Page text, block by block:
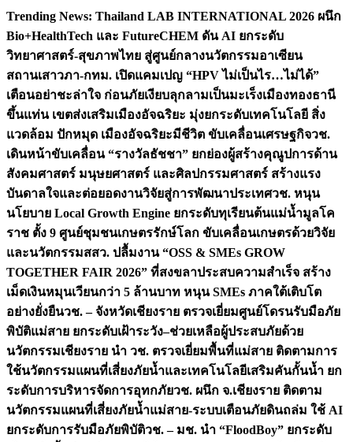
Skip
content
Trending News: Thailand LAB INTERNATIONAL 2026 ผนึก
Bio+HealthTech และ FutureCHEM ดัน AI ยกระดับ
วิทยาศาสตร์-สุขภาพไทย สู่ศูนย์กลางนวัตกรรมอาเซียน
สถานเสาวภา-กทม. เปิดแคมเปญ “HPV ไม่เป็นไร…ไม่ได้”
เตือนอย่าชะล่าใจ ก่อนภัยเงียบลุกลามเป็นมะเร็งเมืองทองธานี
ขึ้นแท่น เขตส่งเสริมเมืองอัจฉริยะ มุ่งยกระดับเทคโนโลยี สิ่ง
แวดล้อม ปักหมุด เมืองอัจฉริยะมีชีวิต ขับเคลื่อนเศรษฐกิจวช.
เดินหน้าขับเคลื่อน “รางวัลธัชชา” ยกย่องผู้สร้างคุณูปการด้าน
สังคมศาสตร์ มนุษยศาสตร์ และศิลปกรรมศาสตร์ สร้างแรง
บันดาลใจและต่อยอดงานวิจัยสู่การพัฒนาประเทศวช. หนุน
นโยบาย Local Growth Engine ยกระดับทุเรียนต้นแม่น้ำมูลโค
ราช ตั้ง 9 ศูนย์ชุมชนเกษตรรักษ์โลก ขับเคลื่อนเกษตรด้วยวิจัย
และนวัตกรรมสสว. ปลื้มงาน “OSS & SMEs GROW
TOGETHER FAIR 2026” ที่สงขลาประสบความสำเร็จ สร้าง
เม็ดเงินหมุนเวียนกว่า 5 ล้านบาท หนุน SMEs ภาคใต้เติบโต
อย่างยั่งยืนวช. – จังหวัดเชียงราย ตรวจเยี่ยมศูนย์โดรนรับมือภัย
พิบัติแม่สาย ยกระดับเฝ้าระวัง–ช่วยเหลือผู้ประสบภัยด้วย
นวัตกรรมเชียงราย นำ วช. ตรวจเยี่ยมพื้นที่แม่สาย ติดตามการ
ใช้นวัตกรรมแผนที่เสี่ยงภัยน้ำและเทคโนโลยีเสริมคันกั้นน้ำ ยก
ระดับการบริหารจัดการอุทกภัยวช. ผนึก จ.เชียงราย ติดตาม
นวัตกรรมแผนที่เสี่ยงภัยน้ำแม่สาย-ระบบเตือนภัยดินถล่ม ใช้ AI
ยกระดับการรับมือภัยพิบัติวช. – มช. นำ “FloodBoy” ยกระดับ